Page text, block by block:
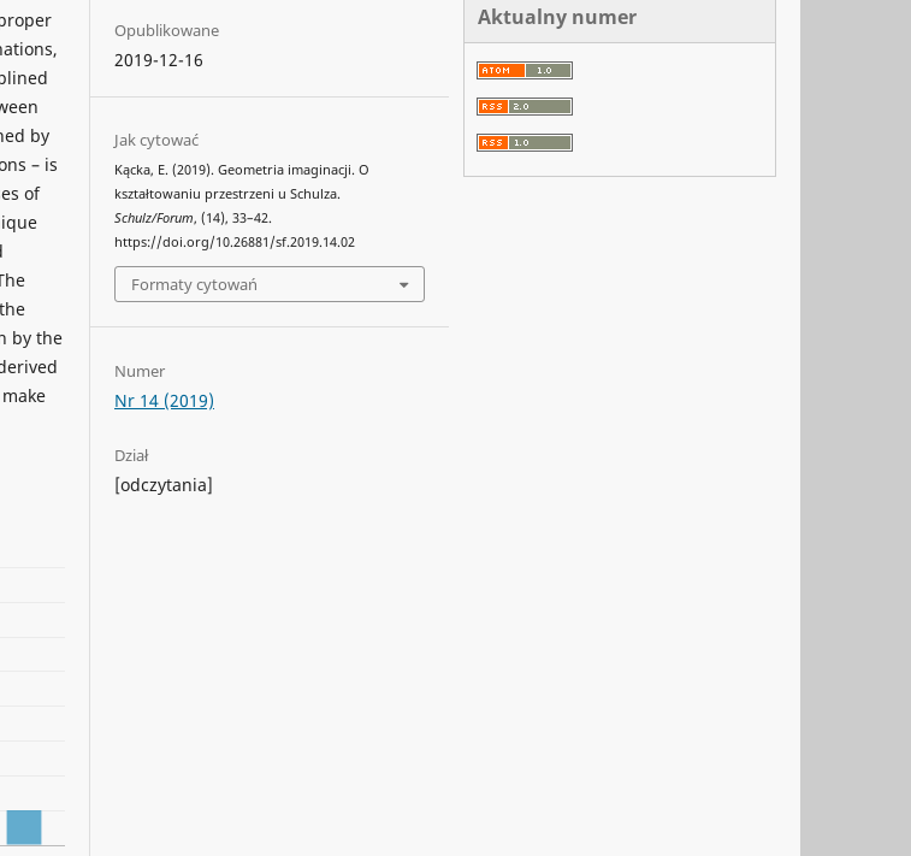
by
– is
of
by the
Opublikowane
2019-12-16
Jak cytować
Kącka, E. (2019). Geometria imaginacji. O
kształtowaniu przestrzeni u Schulza.
Schulz/Forum, (14), 33–42.
https://doi.org/10.26881/sf.2019.14.02
Formaty cytowań
Numer
Nr 14 (2019)
Dział
[odczytania]
Aktualny numer